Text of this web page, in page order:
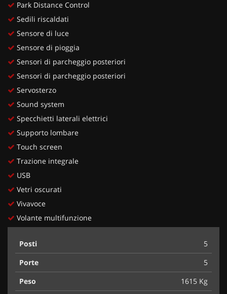
Park Distance Control
Sedili riscaldati
Sensore di luce
Sensore di pioggia
Sensori di parcheggio posteriori
Sensori di parcheggio posteriori
Servosterzo
Sound system
Specchietti laterali elettrici
Supporto lombare
Touch screen
Trazione integrale
USB
Vetri oscurati
Vivavoce
Volante multifunzione
Posti
5
Porte
5
Peso
1615 Kg